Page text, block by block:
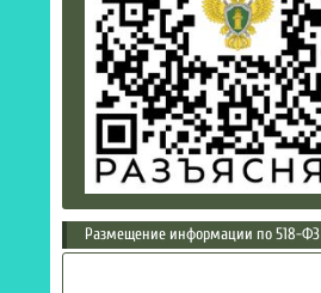
Размещение информации по 518-ФЗ